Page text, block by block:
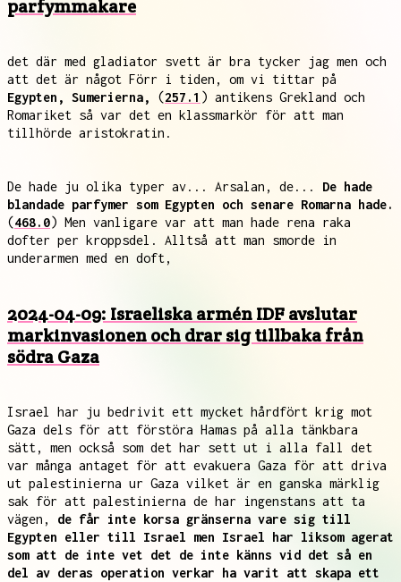
parfymmakare
det där med gladiator svett är bra tycker jag men och
att det är något Förr i tiden, om vi tittar på
Egypten, Sumerierna,
(257.1 ) antikens Grekland och
Romariket så var det en klassmarkör för att man
tillhörde aristokratin.
De hade ju olika typer av... Arsalan, de... De hade
blandade parfymer som Egypten och senare Romarna hade.
(468.0) Men vanligare var att man hade rena raka
dofter per kroppsdel. Alltså att man smorde in
underarmen med en doft,
2024-04-09: Israeliska armén IDF avslutar
markinvasionen och drar sig tillbaka från
södra Gaza
Israel har ju bedrivit ett mycket hårdfört krig mot
Gaza dels för att förstöra Hamas på alla tänkbara
sätt, men också som det har sett ut i alla fall det
var många antaget för att evakuera Gaza för att driva
ut palestinierna ur Gaza vilket är en ganska märklig
sak för att palestinierna de har ingenstans att ta
vägen, de får inte korsa gränserna vare sig till
Egypten eller till Israel men Israel har liksom agerat
som att de inte vet det de inte känns vid det så en
del av deras operation verkar ha varit att skapa ett